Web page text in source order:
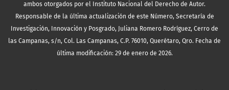
ambos otorgados por el Instituto Nacional del Derecho de Autor.
Responsable de la última actualización de este Número, Secretaría de
Investigación, Innovación y Posgrado, Juliana Romero Rodríguez, Cerro de
las Campanas, s/n, Col. Las Campanas, C.P. 76010, Querétaro, Qro. Fecha de
última modificación: 29 de enero de 2026.